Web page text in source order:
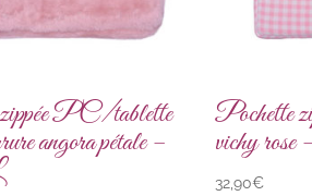
PC/tablette
angora pétale –
Pochette
vichy
32,90€